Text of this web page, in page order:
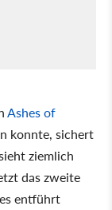
Ashes of
konnte, sichert
ziemlich
das zweite
entführt